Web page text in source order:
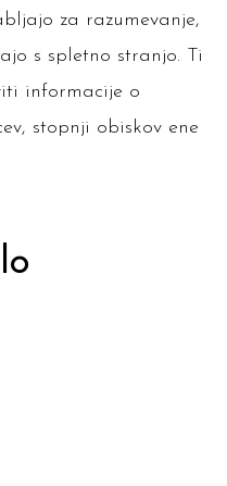
za razumevanje,
s spletno stranjo. Ti
informacije o
stopnji obiskov ene